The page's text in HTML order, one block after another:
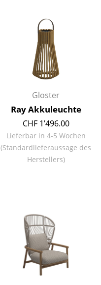
Gloster
Ray Akkuleuchte
CHF 1’496.00
Lieferbar in 4-5 Wochen
(Standardlieferaussage des
Herstellers)